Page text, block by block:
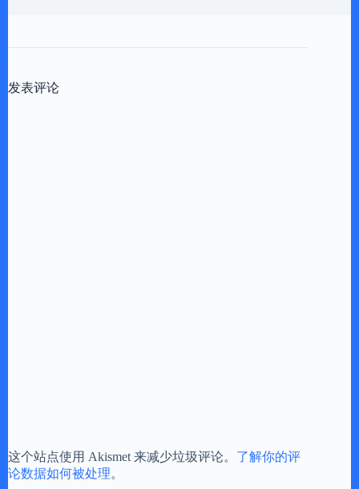
发表评论
这个站点使用 Akismet 来减少垃圾评论。 了解你的评
论数据如何被处理。